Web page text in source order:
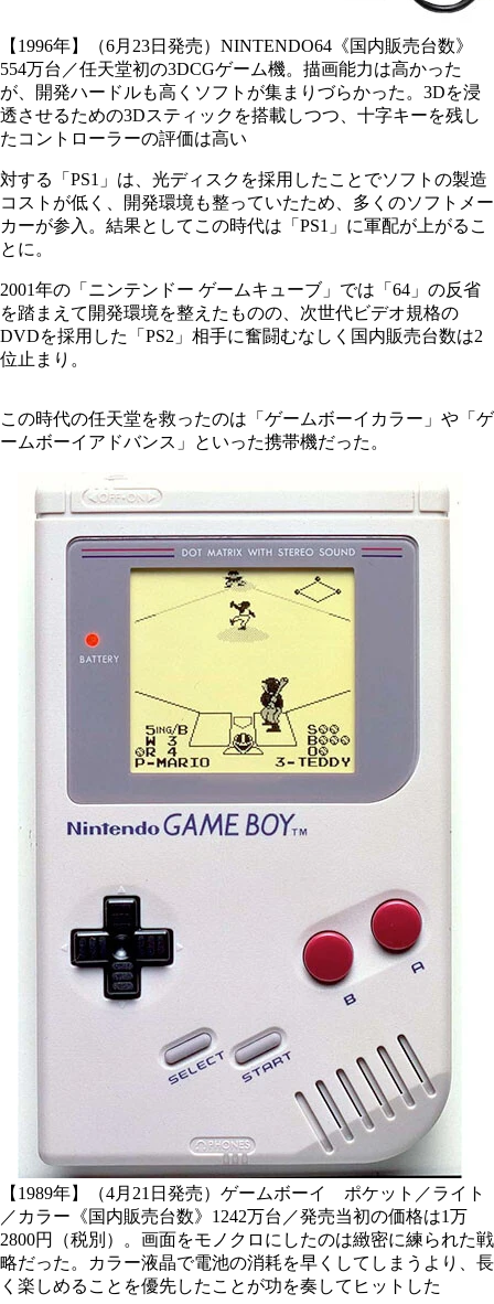
【1996年】（6月23日発売）NINTENDO64《国内販売台数》
554万台／任天堂初の3DCGゲーム機。描画能力は高かった
が、開発ハードルも高くソフトが集まりづらかった。3Dを浸
透させるための3Dスティックを搭載しつつ、十字キーを残し
たコントローラーの評価は高い
対する「PS1」は、光ディスクを採用したことでソフトの製造
コストが低く、開発環境も整っていたため、多くのソフトメー
カーが参入。結果としてこの時代は「PS1」に軍配が上がるこ
とに。
2001年の「ニンテンドー ゲームキューブ」では「64」の反省
を踏まえて開発環境を整えたものの、次世代ビデオ規格の
DVDを採用した「PS2」相手に奮闘むなしく国内販売台数は2
位止まり。
この時代の任天堂を救ったのは「ゲームボーイカラー」や「ゲ
ームボーイアドバンス」といった携帯機だった。
【1989年】（4月21日発売）ゲームボーイ ポケット／ライト
／カラー《国内販売台数》1242万台／発売当初の価格は1万
2800円（税別）。画面をモノクロにしたのは緻密に練られた戦
略だった。カラー液晶で電池の消耗を早くしてしまうより、長
く楽しめることを優先したことが功を奏してヒットした